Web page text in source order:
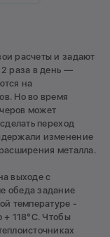
расчеты и задают
2 раза в день —
на
Но во время
может
переход
изменение
металла.
выходе с
обеда задание
температуре -
+ 118°C. Чтобы